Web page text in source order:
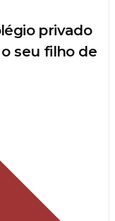
privado
seu filho de